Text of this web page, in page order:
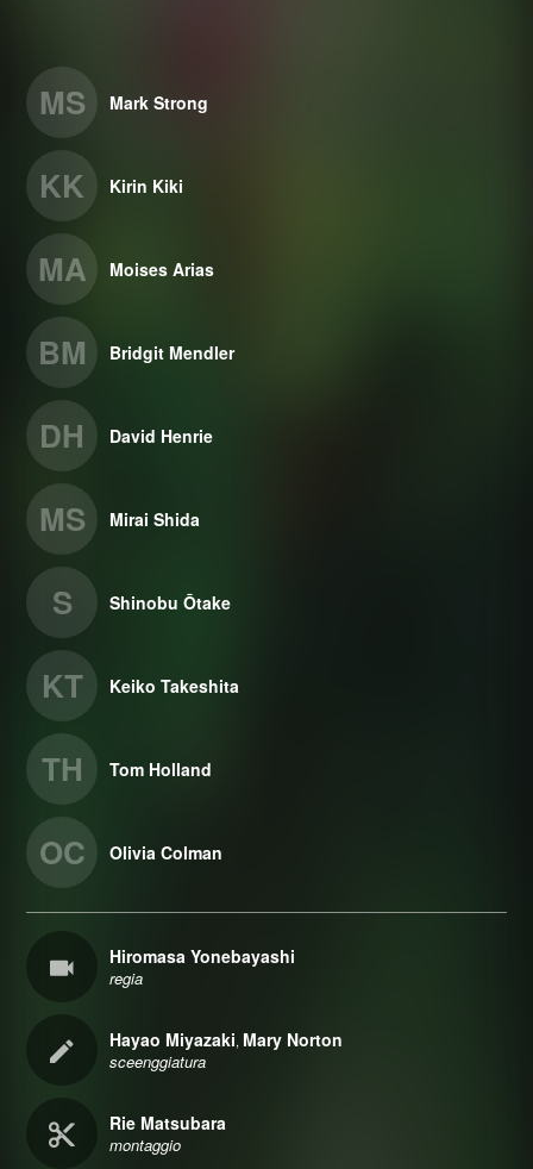
MS Mark Strong
KK Kirin Kiki
MA Moises Arias
BM Bridgit Mendler
DH David Henrie
MS Mirai Shida
S Shinobu Ōtake
KT Keiko Takeshita
TH Tom Holland
OC Olivia Colman
Hiromasa Yonebayashi
regia
Hayao Miyazaki, Mary Norton
sceenggiatura
Rie Matsubara
montaggio